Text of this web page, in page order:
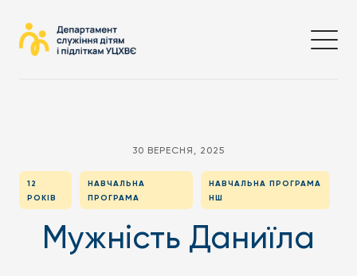
30 ВЕРЕСНЯ, 2025
12
РОКІВ
НАВЧАЛЬНА
ПРОГРАМА
НАВЧАЛЬНА ПРОГРАМА
НШ
Мужність Даниїла